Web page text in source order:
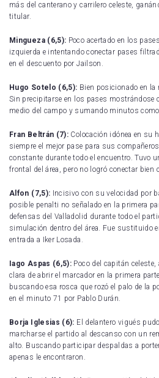
más del canterano y carrilero celeste,
titular.
Mingueza (6,5): Poco acertado en los
izquierda e intentando conectar pases
en el descuento por Jailson.
Hugo Sotelo (6,5): Bien posicionado en
Sin precipitarse en los pases mostrándose
medio del campo y sumando minutos
Fran Beltrán (7): Colocación idónea en su
siempre el mejor pase para sus
constante durante todo el encuentro. Tuvo
frontal del área, pero no logró conectar bien
Alfon (7,5): Incisivo con su velocidad por
posible penalti no señalado en la primera
defensas del Valladolid durante todo el
simulación dentro del área. Fue sustituido
entrada a Iker Losada.
Iago Aspas (6,5): Poco del capitán
clara de abrir el marcador en la primera
buscando esa rosca que rozó el palo de la
en el minuto 71 por Pablo Durán.
Borja Iglesias (6): El delantero vigués
marcharse el partido al descanso con un
alto. Buscando participar despaldas a
apenas le encontraron.